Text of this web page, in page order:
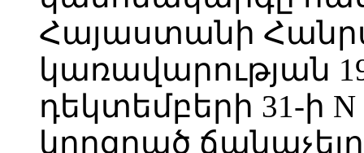
Հայաստանի
կառավարության
դեկտեմբերի 31-ի N
կորցրած